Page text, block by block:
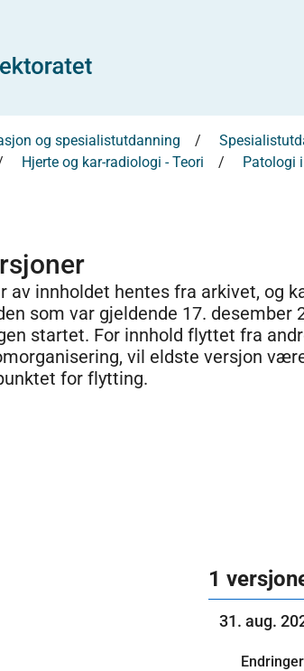
og spesialistutdanning
Hjerte og kar-radiologi - Teori Patologi
av innholdet hentes fra arkivet, og
som var gjeldende 17. desember
startet. For innhold flyttet fra
vil eldste versjon
for flytting.
1
31. aug.